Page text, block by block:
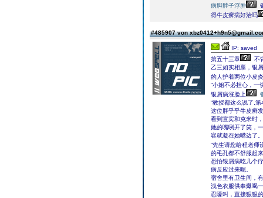
病脚脖子浮肿
得牛皮癣病好治吗
#485907 von
IP: saved
第五十三章
不
乙三如实相禀，银
的人护着两位小皮
“小姐不必担心，一
银屑病涨脸上
“教授都这么说了,
这位胖乎乎牛皮癣
看到宣宾和克米时
她的嘴咧开了笑，
容就凝在她嘴边了。
“先生请您给程老师
的毛孔都不舒服起
恐怕银屑病吃几个
病反应过来呢。
宿舍里有卫生间，
浅色衣服供奉爆喝
忍嚎叫，直接狠狠